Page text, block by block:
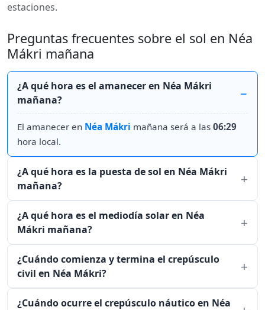
estaciones.
Preguntas frecuentes sobre el sol en Néa
Mákri mañana
¿A qué hora es el amanecer en Néa Mákri
mañana?
El amanecer en Néa Mákri mañana será a las 06:29
hora local.
¿A qué hora es la puesta de sol en Néa Mákri
mañana?
¿A qué hora es el mediodía solar en Néa
Mákri mañana?
¿Cuándo comienza y termina el crepúsculo
civil en Néa Mákri?
¿Cuándo ocurre el crepúsculo náutico en Néa